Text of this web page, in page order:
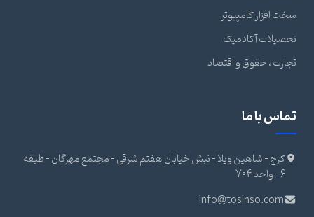
سخت افزار کامپیوتر
تحصیلات آکادمیک
تجارت ، حقوق و اقتصاد
تماس با ما
کرج - شاهین ویلا - نبش خیابان هفتم شرقی - مجتمع مهرگان - طبقه
6 - واحد 704
info@tosinso.com